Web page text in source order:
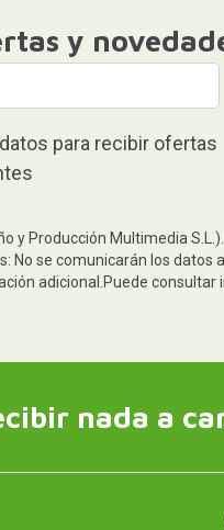
y
para recibir ofertas
y Producción Multimedia
se comunicarán los datos
adicional.Puede
nada a